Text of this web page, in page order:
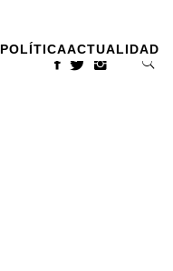
POLÍTICAACTUALIDAD